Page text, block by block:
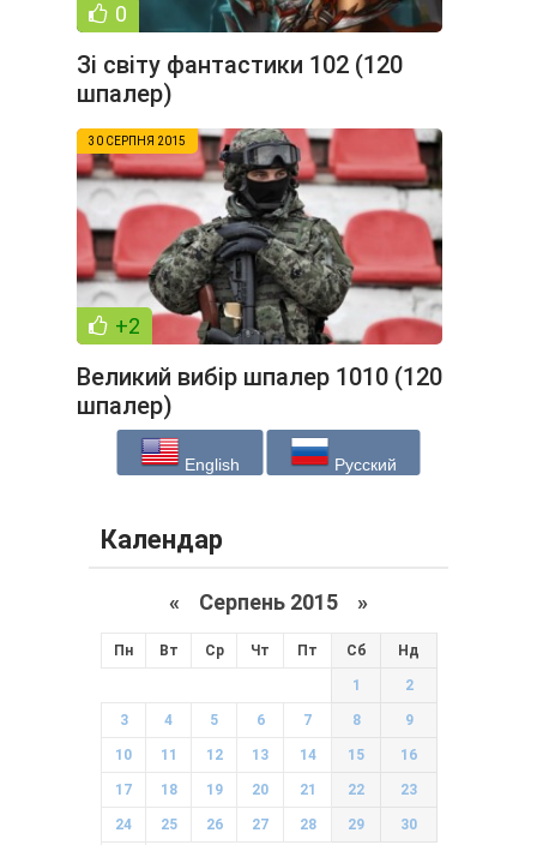
0
Зі світу фантастики 102 (120
шпалер)
30 СЕРПНЯ 2015
+2
Великий вибір шпалер 1010 (120
шпалер)
English Русский
Календар
« Серпень 2015 »
Пн Вт Ср Чт Пт Сб Нд
1 2
3 4 5 6 7 8 9
10 11 12 13 14 15 16
17 18 19 20 21 22 23
24 25 26 27 28 29 30